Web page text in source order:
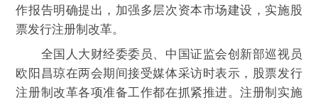
作报告明确提出，加强多层次资本市场建设，实施股
票发行注册制改革。
全国人大财经委委员、中国证监会创新部巡视员
欧阳昌琼在两会期间接受媒体采访时表示，股票发行
注册制改革各项准备工作都在抓紧推进。注册制实施